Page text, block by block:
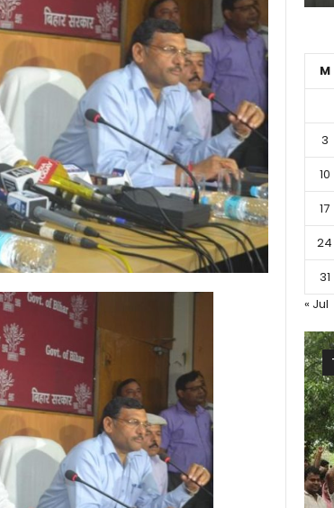
M
3
10
17
24
31
« Jul